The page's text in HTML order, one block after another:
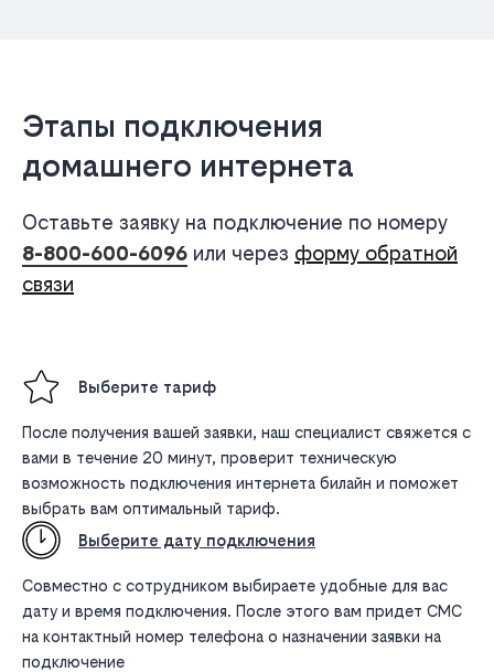
Этапы подключения
домашнего интернета
Оставьте заявку на подключение по номеру
8-800-600-6096 или через форму обратной
связи
Выберите тариф
После получения вашей заявки, наш специалист свяжется с
вами в течение 20 минут, проверит техническую
возможность подключения интернета билайн и поможет
выбрать вам оптимальный тариф.
Выберите дату подключения
Совместно с сотрудником выбираете удобные для вас
дату и время подключения. После этого вам придет СМС
на контактный номер телефона о назначении заявки на
подключение